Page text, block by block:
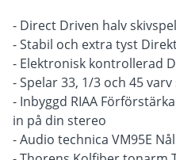
- Direct Driven halv
- Stabil och extra tyst
- Elektronisk kontrollerad
- Spelar 33, 1/3 och 45
- Inbyggd RIAA
in på din stereo
- Audio technica VM95E